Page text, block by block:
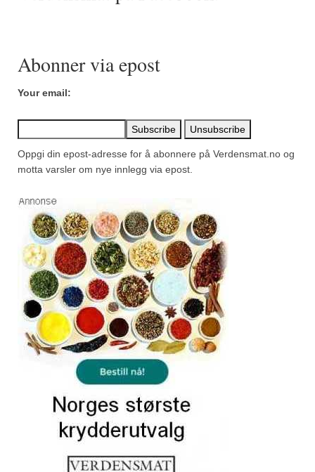
Mirepoix
Norsk fjordkrydder
Paprikapulver, edelsøtt
Paprikapulver, pikant
Parisisk pepper
Piment d’Espelette
Quatre épices
Rosépepper
Salvie
Sar (bønneurt)
Selleriblader
Smaken av skog
Tapaskrydder
Tomatflak
Om oss
Abonner via epost
Your email:
Oppgi din epost-adresse for å abonnere på Verdensmat.no og
motta varsler om nye innlegg via epost.